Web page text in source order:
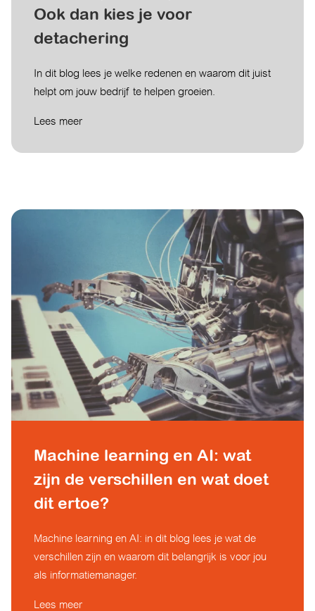
Ook dan kies je voor
detachering
In dit blog lees je welke redenen en waarom dit juist
helpt om jouw bedrijf te helpen groeien.
Lees meer
Machine learning en AI: wat
zijn de verschillen en wat doet
dit ertoe?
Machine learning en AI: in dit blog lees je wat de
verschillen zijn en waarom dit belangrijk is voor jou
als informatiemanager.
Lees meer